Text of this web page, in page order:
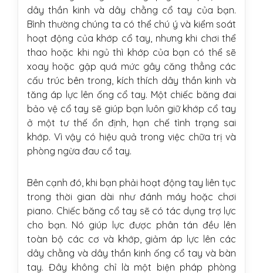
dây thần kinh và dây chằng cổ tay của bạn.
Bình thường chúng ta có thể chú ý và kiểm soát
hoạt động của khớp cổ tay, nhưng khi chơi thể
thao hoặc khi ngủ thì khớp của bạn có thể sẽ
xoay hoặc gập quá mức gây căng thẳng các
cấu trúc bên trong, kích thích dây thần kinh và
tăng áp lực lên ống cổ tay. Một chiếc băng đai
bảo vệ cổ tay sẽ giúp bạn luôn giữ khớp cổ tay
ở một tư thế ổn định, hạn chế tình trạng sai
khớp. Vì vậy có hiệu quả trong việc chữa trị và
phòng ngừa đau cổ tay.
Bên cạnh đó, khi bạn phải hoạt động tay liên tục
trong thời gian dài như đánh máy hoặc chơi
piano. Chiếc băng cổ tay sẽ có tác dụng trợ lực
cho bạn. Nó giúp lực được phân tán đều lên
toàn bộ các cơ và khớp, giảm áp lực lên các
dây chằng và dây thần kinh ống cổ tay và bàn
tay. Đây không chỉ là một biện pháp phòng